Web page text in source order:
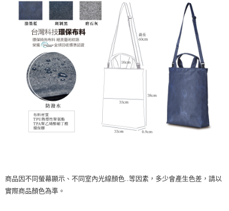
商品因不同螢幕顯示、不同室內光線顏色..等因素，多少會產生色差，請以
實際商品顏色為準。